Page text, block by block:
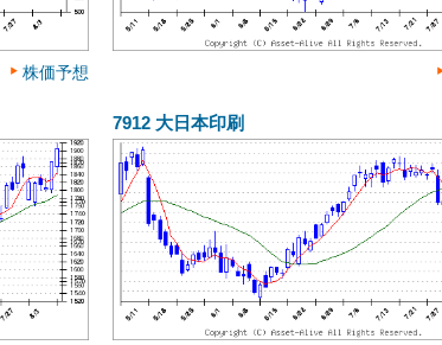
株価予想
7912 大日本印刷